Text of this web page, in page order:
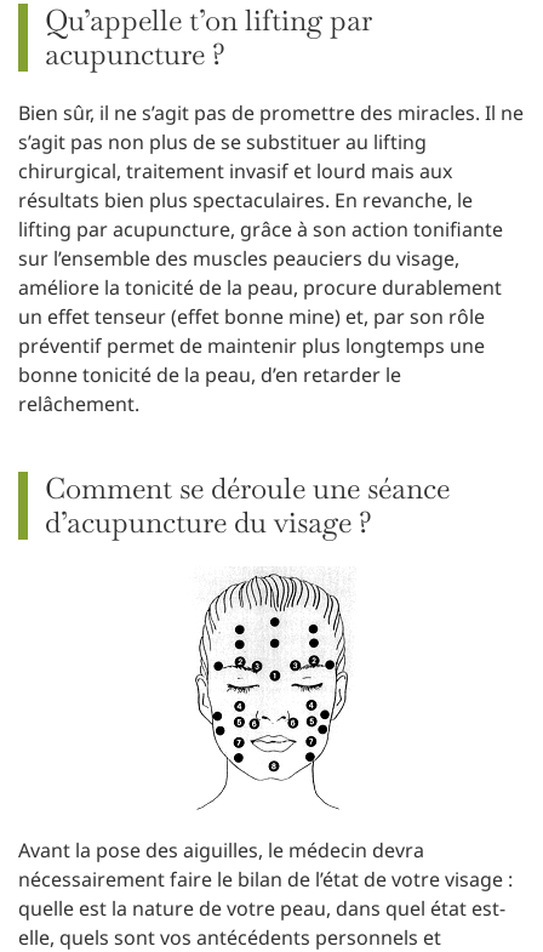
Qu’appelle t’on lifting par
acupuncture ?
Bien sûr, il ne s’agit pas de promettre des miracles. Il ne
s’agit pas non plus de se substituer au lifting
chirurgical, traitement invasif et lourd mais aux
résultats bien plus spectaculaires. En revanche, le
lifting par acupuncture, grâce à son action tonifiante
sur l’ensemble des muscles peauciers du visage,
améliore la tonicité de la peau, procure durablement
un effet tenseur (effet bonne mine) et, par son rôle
préventif permet de maintenir plus longtemps une
bonne tonicité de la peau, d’en retarder le
relâchement.
Comment se déroule une séance
d’acupuncture du visage ?
Avant la pose des aiguilles, le médecin devra
nécessairement faire le bilan de l’état de votre visage :
quelle est la nature de votre peau, dans quel état est-
elle, quels sont vos antécédents personnels et